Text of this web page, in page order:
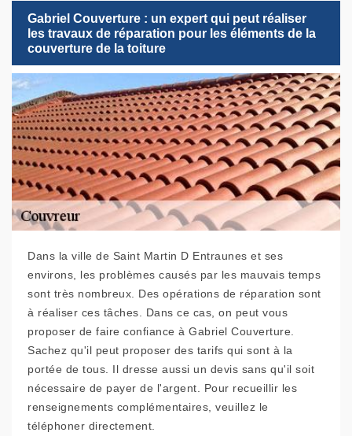
Gabriel Couverture : un expert qui peut réaliser
les travaux de réparation pour les éléments de la
couverture de la toiture
Dans la ville de Saint Martin D Entraunes et ses
environs, les problèmes causés par les mauvais temps
sont très nombreux. Des opérations de réparation sont
à réaliser ces tâches. Dans ce cas, on peut vous
proposer de faire confiance à Gabriel Couverture.
Sachez qu'il peut proposer des tarifs qui sont à la
portée de tous. Il dresse aussi un devis sans qu'il soit
nécessaire de payer de l'argent. Pour recueillir les
renseignements complémentaires, veuillez le
téléphoner directement.